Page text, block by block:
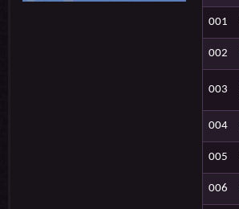
001
002
003
004
005
006